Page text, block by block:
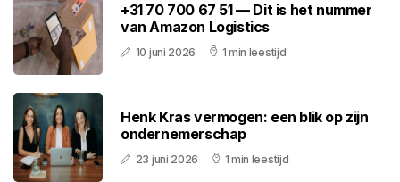
+31 70 700 67 51 — Dit is het nummer
van Amazon Logistics
10 juni 2026 1 min leestijd
Henk Kras vermogen: een blik op zijn
ondernemerschap
23 juni 2026 1 min leestijd